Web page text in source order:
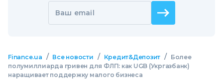
Ваш email
Finance.ua / Все новости / Кредит&Депозит /
Более
полумиллиарда гривен для ФЛП: как UGB (Укргазбанк)
наращивает поддержку малого бизнеса